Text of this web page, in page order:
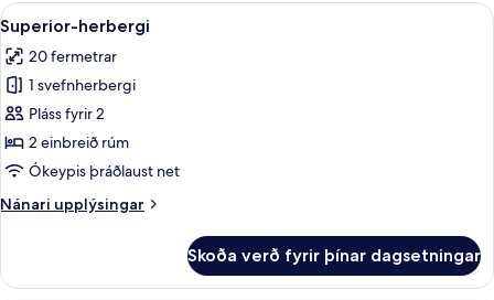
Skoða
allar
myndir
fyrir
Superior-
herbergi
Míníbar, öryggishólf í herbergi,
2
Superior-herbergi
20 fermetrar
1 svefnherbergi
Pláss fyrir 2
2 einbreið rúm
Ókeypis þráðlaust net
Nánari upplýsingar
Nánari
herbergi
Skoða verð fyrir þínar dagsetningar